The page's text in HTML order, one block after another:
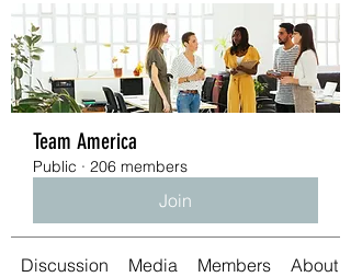
Team America
Public · 206 members
Join
Discussion Media Members About